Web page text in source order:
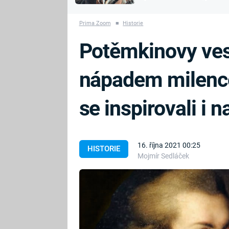
PRVNÍ SVĚTOVÁ
BRITSKÁ
KRÁLOVSKÁ
RODINA
Prima Zoom ■ Historie
HISTORIE
16. října 2021 00:25
Mojmír Sedláček
Potěmkinovy
nápadem
se inspirovali i